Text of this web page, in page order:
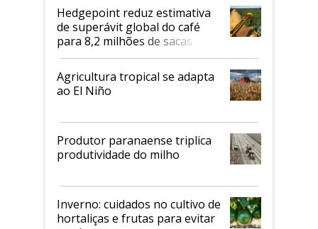
Hedgepoint reduz estimativa
de superávit global do café
para 8,2 milhões de sacas
Agricultura tropical se adapta
ao El Niño
Produtor paranaense triplica
produtividade do milho
Inverno: cuidados no cultivo de
hortaliças e frutas para evitar